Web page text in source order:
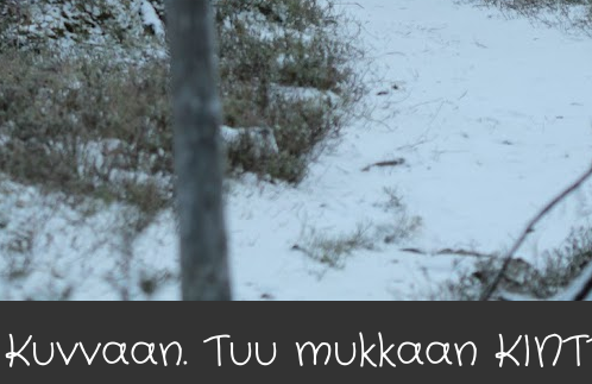
Tuu mukkaan